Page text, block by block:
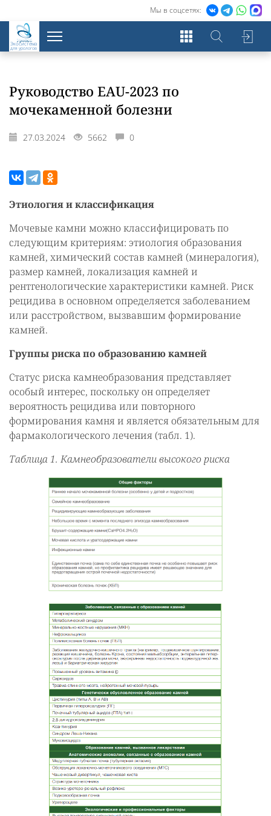
Мы в соцсетях:
Экосистема
для урологов
Руководство EAU-2023 по
мочекаменной болезни
27.03.2024 5662 0
Этиология и классификация
Мочевые камни можно классифицировать по
следующим критериям: этиология образования
камней, химический состав камней (минералогия),
размер камней, локализация камней и
рентгенологические характеристики камней. Риск
рецидива в основном определяется заболеванием
или расстройством, вызвавшим формирование
камней.
Группы риска по образованию камней
Статус риска камнеобразования представляет
особый интерес, поскольку он определяет
вероятность рецидива или повторного
формирования камня и является обязательным для
фармакологического лечения (табл. 1).
Таблица 1. Камнеобразователи высокого риска